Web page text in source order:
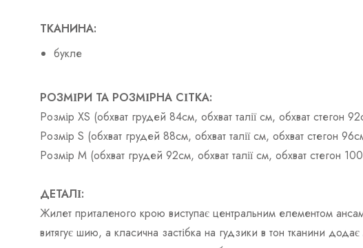
ТКАНИНА:
букле
РОЗМІРИ ТА РОЗМІРНА СІТКА:
Розмір ХS (обхват грудей 84см, обхват талії см, обхват
Розмір S (обхват грудей 88см, обхват талії см, обхват стегон
Розмір М (обхват грудей 92см, обхват талії см, обхват стегон
ДЕТАЛІ:
Жилет приталеного крою виступає центральним елементом
витягує шию, а класична застібка на гудзики в тон тканини